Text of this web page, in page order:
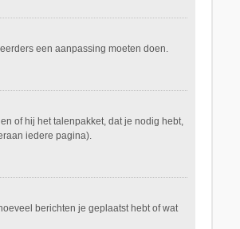
een aanpassing moeten doen.
of hij het talenpakket, dat je nodig hebt,
iedere pagina).
berichten je geplaatst hebt of wat